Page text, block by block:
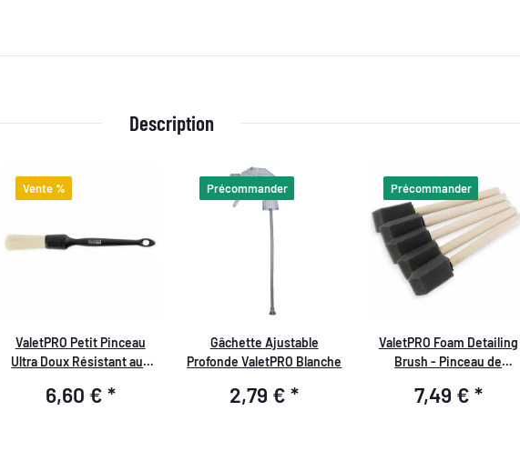
Description
Vente %
ValetPRO Petit Pinceau
Ultra Doux Résistant aux
6,60 € *
Précommander
Gâchette Ajustable
Profonde ValetPRO Blanche
2,79 €*
Précommander
ValetPRO Foam Detailing
Brush - Pinceau de
pour les bouches d'aération
7,49 € *